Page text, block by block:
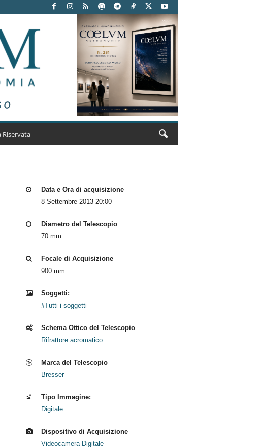
Riservata
Data e Ora di acquisizione
8 Settembre 2013 20:00
Diametro del Telescopio
70 mm
Focale di Acquisizione
900 mm
Soggetti:
#Tutti i soggetti
Schema Ottico del Telescopio
Rifrattore acromatico
Marca del Telescopio
Bresser
Tipo Immagine:
Digitale
Dispositivo di Acquisizione
Videocamera Digitale